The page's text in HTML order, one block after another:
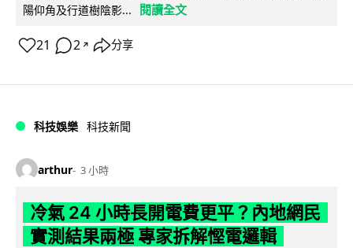
陽仰角及行道樹陰影...
閱讀全文
21 2 ↗ 分享
科技娛樂 科技新聞
arthur 3 小時
冷氣 24 小時長開電費更平？內地網民
實測結果兩極 專家拆解慳電邏輯